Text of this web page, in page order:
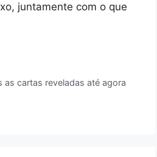
juntamente com o que
as cartas reveladas até agora